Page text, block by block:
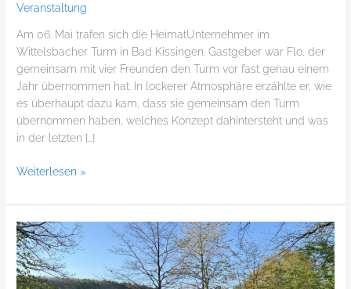
Veranstaltung
Am 06. Mai trafen sich die HeimatUnternehmer im
Wittelsbacher Turm in Bad Kissingen. Gastgeber war Flo, der
gemeinsam mit vier Freunden den Turm vor fast genau einem
Jahr übernommen hat. In lockerer Atmosphäre erzählte er, wie
es überhaupt dazu kam, dass sie gemeinsam den Turm
übernommen haben, welches Konzept dahintersteht und was
in der letzten […]
Weiterlesen »
Ein
Blick
hinter
die